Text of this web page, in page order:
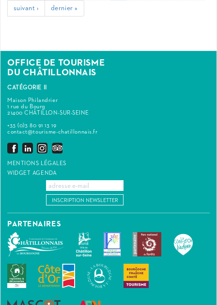
suivant › dernier »
OFFICE DE TOURISME
DU CHÂTILLONNAIS
CATÉGORIE II
Maison Philandrier
1 rue du Bourg
21400 CHÂTILLON-SUR-SEINE
+33 (0)3 80 91 13 19
contact@tourisme-chatillonnais.fr
MENTIONS LÉGALES
WIDGET AGENDA
INSCRIPTION NEWSLETTER
PARTENAIRES